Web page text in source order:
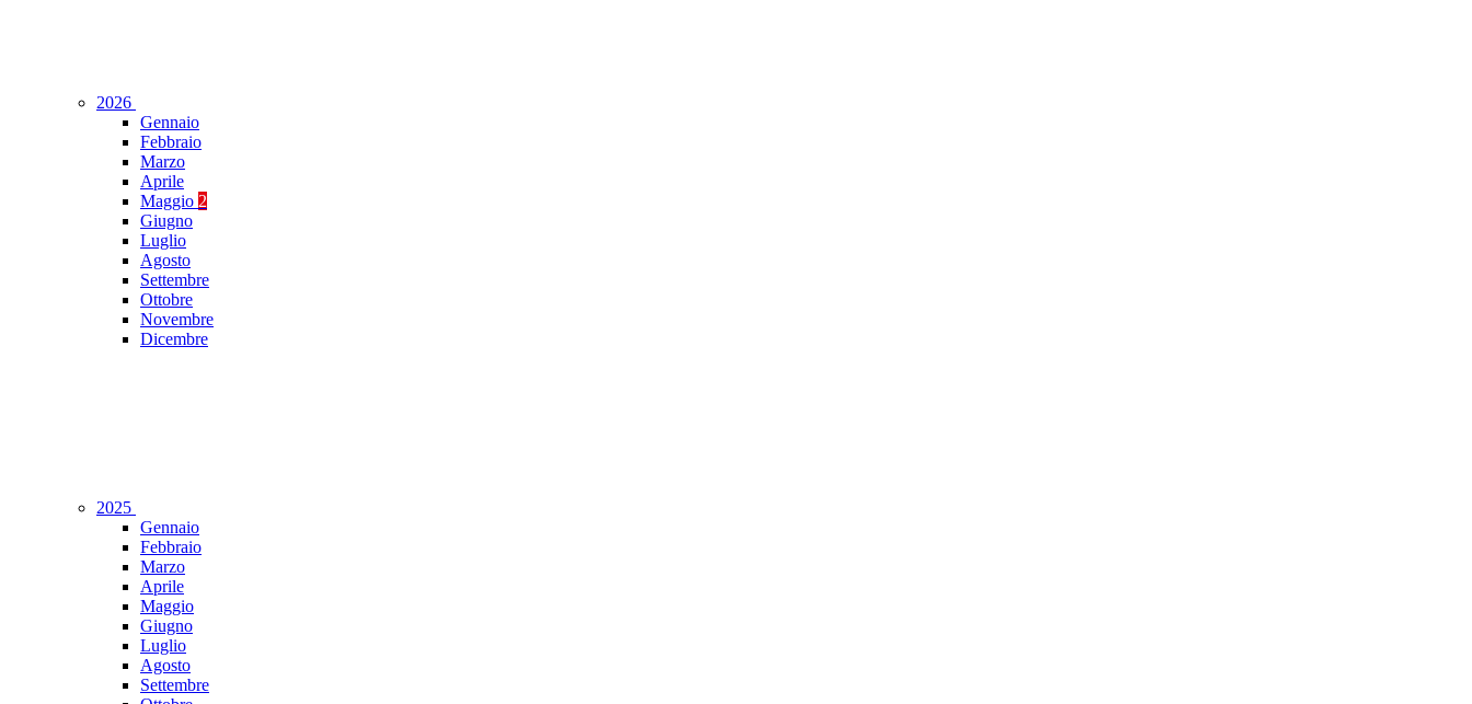
2026
Gennaio
Febbraio
Marzo
Aprile
Maggio 2
Giugno
Luglio
Agosto
Settembre
Ottobre
Novembre
Dicembre
2025
Gennaio
Febbraio
Marzo
Aprile
Maggio
Giugno
Luglio
Agosto
Settembre